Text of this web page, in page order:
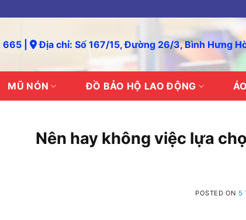
| Địa chỉ: Số 167/15, Đường 26/3, Bình Hưng
MŨ NÓN ĐỒ BẢO HỘ LAO ĐỘNG
Nên hay không việc lựa
POSTED ON 5